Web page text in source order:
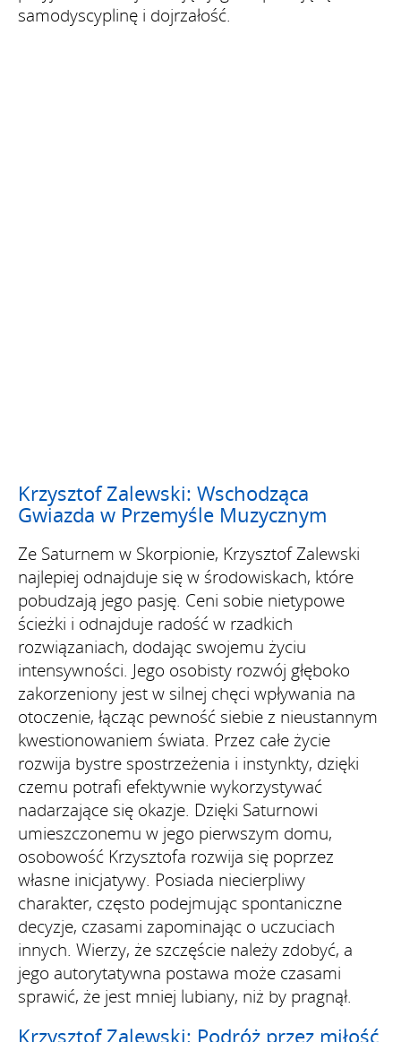
samodyscyplinę i dojrzałość.
Krzysztof Zalewski: Wschodząca
Gwiazda w Przemyśle Muzycznym
Ze Saturnem w Skorpionie, Krzysztof Zalewski
najlepiej odnajduje się w środowiskach, które
pobudzają jego pasję. Ceni sobie nietypowe
ścieżki i odnajduje radość w rzadkich
rozwiązaniach, dodając swojemu życiu
intensywności. Jego osobisty rozwój głęboko
zakorzeniony jest w silnej chęci wpływania na
otoczenie, łącząc pewność siebie z nieustannym
kwestionowaniem świata. Przez całe życie
rozwija bystre spostrzeżenia i instynkty, dzięki
czemu potrafi efektywnie wykorzystywać
nadarzające się okazje. Dzięki Saturnowi
umieszczonemu w jego pierwszym domu,
osobowość Krzysztofa rozwija się poprzez
własne inicjatywy. Posiada niecierpliwy
charakter, często podejmując spontaniczne
decyzje, czasami zapominając o uczuciach
innych. Wierzy, że szczęście należy zdobyć, a
jego autorytatywna postawa może czasami
sprawić, że jest mniej lubiany, niż by pragnął.
Krzysztof Zalewski: Podróż przez miłość